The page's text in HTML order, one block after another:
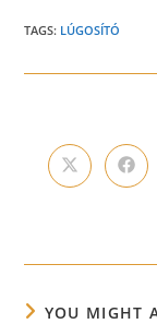
TAGS: LÚGOSÍTÓ
Opens
in in
YOU MIGHT